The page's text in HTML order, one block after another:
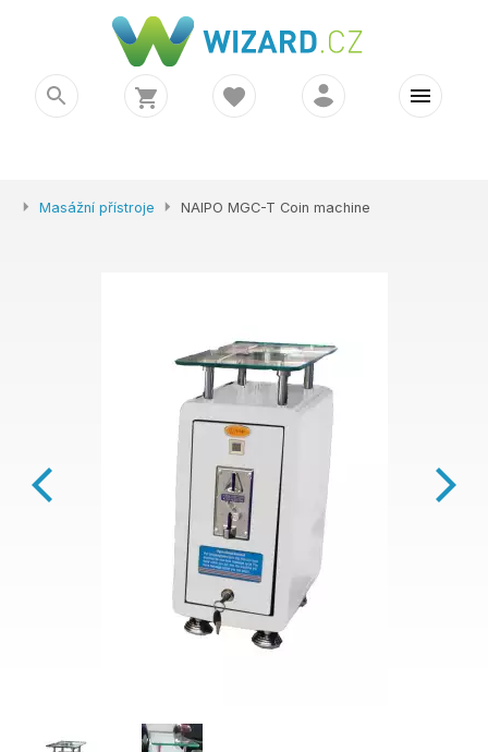
Masážní přístroje NAIPO MGC-T Coin machine